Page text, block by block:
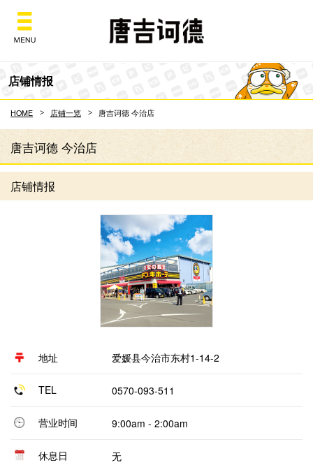
店铺情报
HOME 店铺一览 唐吉诃德 今治店
唐吉诃德 今治店
店铺情报
地址 爱媛县今治市东村1-14-2
TEL 0570-093-511
营业时间 9:00am - 2:00am
休息日 无